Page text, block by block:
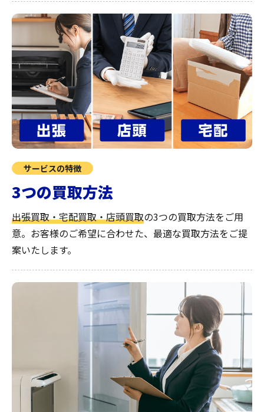
サービスの特徴
3つの買取方法
出張買取・宅配買取・店頭買取の3つの買取方法をご用
意。お客様のご希望に合わせた、最適な買取方法をご提
案いたします。